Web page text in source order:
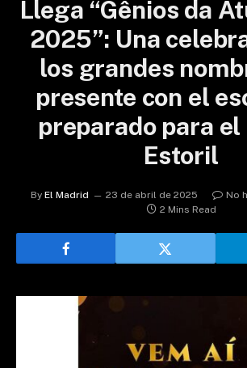
Llega “Gênios da
2025”: Una
los grandes
presente con el
preparado para el
Estoril
By El Madrid 23 de abril de 2025
No
2 Mins Read